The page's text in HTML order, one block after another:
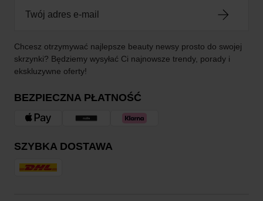
Chcesz otrzymywać najlepsze beauty newsy prosto do swojej
skrzynki? Będziemy wysyłać Ci najnowsze trendy, porady i
ekskluzywne oferty!
BEZPIECZNA PŁATNOŚĆ
SZYBKA DOSTAWA